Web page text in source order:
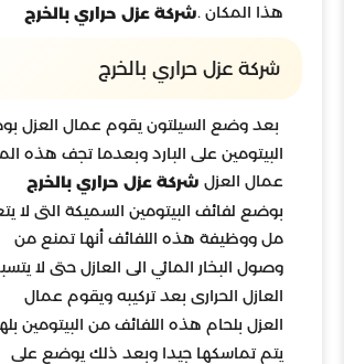
هذا المكان .شركة عزل حراري بالخرج
شركة عزل حراري بالخرج
بعد وضع السيلتون يقوم عمال العزل
البيتومين على البارد وبعدما تجف هذه
عمال العزل شركة عزل حراري بالخرج
مل ووظيفة هذه اللفائف أنها تمنع من
وصول البخار المائي الى العازل حتى لا
العازل الحرارى بعد تركيبه ويقوم عمال
العزل بلحام هذه اللفائف من البيتومين
يتم تماسكها جيدا وبعد ذلك يوضع على